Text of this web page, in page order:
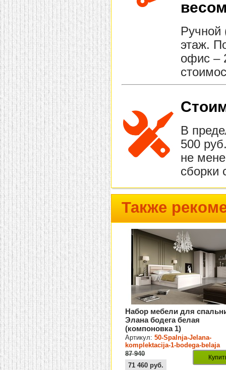
этаж.
офис –
В
500
не
сборки
Также
Набор мебели для
Элана бодега белая
(компоновка 1)
Артикул:50-Spalnja-Jelana-
komplektacija-1-bodega-belaja
87 940
71 460 руб.